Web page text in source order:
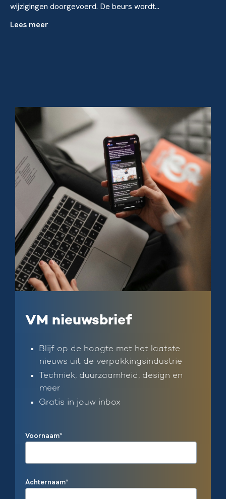
wijzigingen doorgevoerd. De beurs wordt...
Lees meer
VM nieuwsbrief
Blijf op de hoogte met het laatste
nieuws uit de verpakkingsindustrie
Techniek, duurzaamheid, design en
meer
Gratis in jouw inbox
Voornaam*
Achternaam*